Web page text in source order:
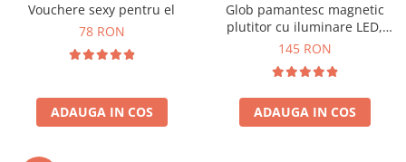
Vouchere sexy pentru el
78 RON
ADAUGA IN COS
Glob pamantesc magnetic
plutitor cu iluminare LED,
Forma C
145 RON
ADAUGA IN COS